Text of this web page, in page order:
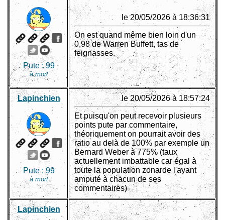
Pute :99
à mort
le 20/05/2026 à 18:36:31
On est quand même bien loin d'un
0,98 de Warren Buffett, tas de
feignasses.
Lapinchien
Pute :99
à mort
le 20/05/2026 à 18:57:24
Et puisqu'on peut recevoir plusieurs
points pute par commentaire,
théoriquement on pourrait avoir des
ratio au delà de 100% par exemple un
Bernard Weber à 775% (taux
actuellement imbattable car égal à
toute la population zonarde l'ayant
amputé à chacun de ses
commentaires)
Lapinchien